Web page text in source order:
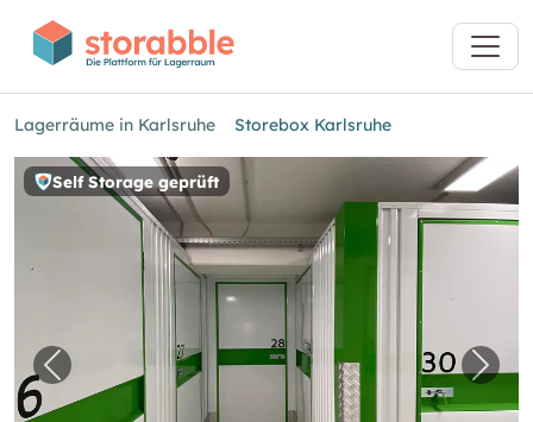
Lagerräume in Karlsruhe Storebox Karlsruhe
Self Storage geprüft
Vorheriges Bild für "Storebox Karlsruhe"